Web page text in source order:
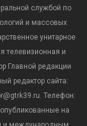
службой по
и массовых
унитарное
телевизионная и
Главной редакции
редактор сайта:
Телефон:
на